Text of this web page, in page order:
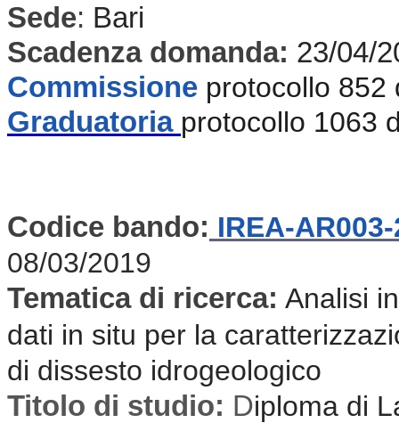
Sede: Bari
Scadenza domanda: 23/04/
Commissione protocollo 852
Graduatoria protocollo 1063
Codice bando: IREA-
08/03/2019
Tematica di ricerca: Analisi
dati in situ per la
di dissesto idrogeologico
Titolo di studio: Diploma di